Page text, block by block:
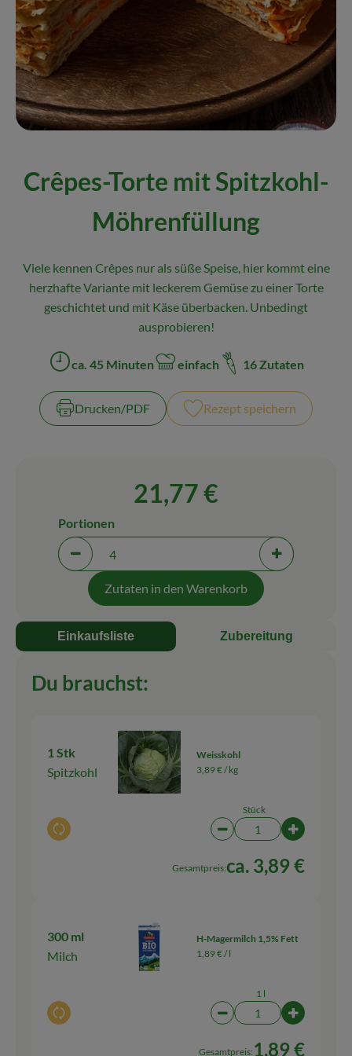
Naturkost
Wein
Getränke
Kosmetik & Drogerie
Wir empfehlen
VINCE Weine
Über uns
Veranstaltungen
Crêpes-Torte mit Spitzkohl-
Möhrenfüllung
Viele kennen Crêpes nur als süße Speise, hier kommt eine
herzhafte Variante mit leckerem Gemüse zu einer Torte
geschichtet und mit Käse überbacken. Unbedingt
ausprobieren!
Zubreitungszeit:
ca. 45 Minuten
Schwierigkeit:
einfach 16 Zutaten
Drucken​/​PDF Rezept speichern
21,77 €
Portionen verringern (aktuell 4 Portionen
Portionen
Portionen
Zutaten in den Warenkorb
Einkaufsliste Zubereitung
Du brauchst:
1 Stk
Spitzkohl
Auswahl ändern
Weisskohl
3,89 € /kg
Stück
Artikelanzahl
Gesamtpreis:ca. 3,89 €
300 ml
Milch
Auswahl ändern
H-Magermilch 1,5% Fett
1,89 € /l
1 l
Artikelanzahl
Gesamtpreis: 1,89 €